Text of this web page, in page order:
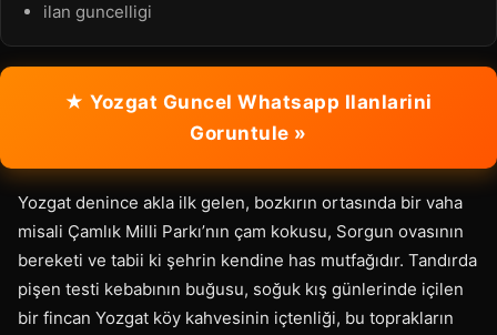
ilan guncelligi
★ Yozgat Guncel Whatsapp Ilanlarini
Goruntule »
Yozgat denince akla ilk gelen, bozkırın ortasında bir vaha
misali Çamlık Milli Parkı’nın çam kokusu, Sorgun ovasının
bereketi ve tabii ki şehrin kendine has mutfağıdır. Tandırda
pişen testi kebabının buğusu, soğuk kış günlerinde içilen
bir fincan Yozgat köy kahvesinin içtenliği, bu toprakların